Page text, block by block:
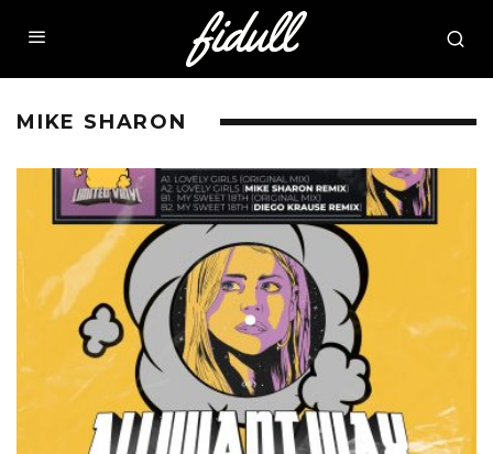
MIKE SHARON